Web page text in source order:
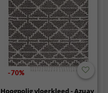
-70%